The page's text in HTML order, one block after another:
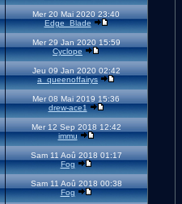
Mer 20 Mai 2020 23:40
Edge_Blade
Mer 29 Jan 2020 15:59
Cyclope
Jeu 09 Jan 2020 02:42
a_queenoffairys
Mer 08 Mai 2019 15:36
drew-ace1
Mer 12 Sep 2018 12:42
immu
Sam 11 Aoû 2018 01:17
Fog
Sam 11 Aoû 2018 00:38
Fog